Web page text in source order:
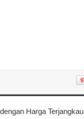
Harga Terjangkau